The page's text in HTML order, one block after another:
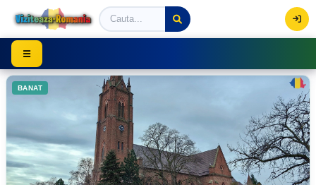
Viziteaza Romania | Obiective Turistice | Trasee
☰
BANAT